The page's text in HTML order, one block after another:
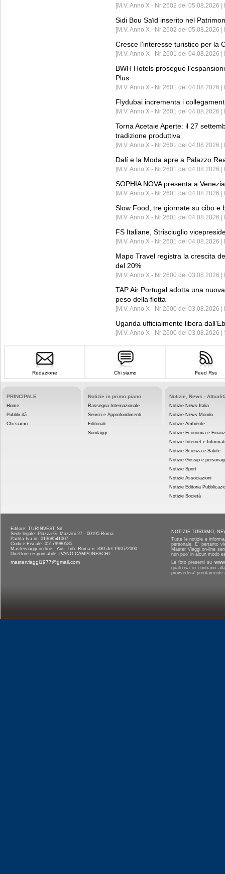
[M.V. Anno X - Nr 2602 del 05.08.2026
Sidi Bou Saïd inserito nel
[M.V. Anno X - Nr 2602 del 05.08.2026
Cresce l'interesse turistico per la
[M.V. Anno X - Nr 2601 del 04.08.2026 |
BWH Hotels prosegue
Plus
[M.V. Anno X - Nr 2601 del 04.08.2026 |
Flydubai incrementa i
[M.V. Anno X - Nr 2601 del 04.08.2026 |
Torna Acetaie Aperte: il 27
tradizione produttiva
[M.V. Anno X - Nr 2601 del 04.08.2026 |
Dalí e la Moda apre a Palazzo
[M.V. Anno X - Nr 2601 del 04.08.2026 |
SOPHIA NOVA presenta a
[M.V. Anno X - Nr 2601 del 04.08.2026
Slow Food, tre giornate su cibo e
[M.V. Anno X - Nr 2601 del 04.08.2026 |
FS Italiane, Strisciuglio
[M.V. Anno X - Nr 2601 del 04.08.2026 |
Mapo Travel registra la crescita
del 20%
[M.V. Anno X - Nr 2600 del 03.08.2026 |
TAP Air Portugal adotta una
peso della flotta
[M.V. Anno X - Nr 2600 del 03.08.2026
Uganda ufficialmente libera
[M.V. Anno X - Nr 2600 del 03.08.2026
Redazione Chi siamo Feed Rss
PRINCIPALE
Home
Pubblicità
Chi siamo
Notizie in primo piano
Rassegna Internazionale
Servizi e Approfondimenti
Editoriali
Sondaggi
Notizie, News -
Notizie News Italia
Notizie News Mondo
Notizie Ambiente
Notizie Economia e
Notizie Internet e
Notizie Scienza e Salute
Notizie Gossip e
Notizie Sport
Notizie Associazioni
Notizie Editoria
Notizie Società
Editore: TURINVEST Srl
Sede legale: Piazza G. Mazzini 27 - 00195 Roma
Partita Iva nr. 01368541007
Codice Fiscale: 05179980585
Masterviaggi on line - Aut. Trib. Roma n. 330 del 19/07/2000
Direttore responsabile: IVANO CAMPONESCHI
masterviaggi1977@gmail.com
NOTIZIE TURISMO,
Tutte le notizie e
personale. E' pertanto
Master Viaggi on-line
non puo' in alcun modo
Le foto presenti su
qualcosa in contrario
provvedera'